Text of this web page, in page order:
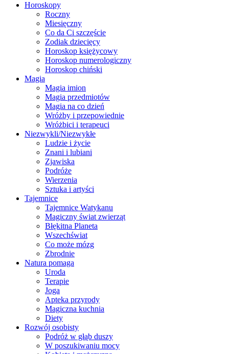
Horoskopy
Roczny
Miesięczny
Co da Ci szczęście
Zodiak dziecięcy
Horoskop księżycowy
Horoskop numerologiczny
Horoskop chiński
Magia
Magia imion
Magia przedmiotów
Magia na co dzień
Wróżby i przepowiednie
Wróżbici i terapeuci
Niezwykli/Niezwykłe
Ludzie i życie
Znani i lubiani
Zjawiska
Podróże
Wierzenia
Sztuka i artyści
Tajemnice
Tajemnice Watykanu
Magiczny świat zwierząt
Błękitna Planeta
Wszechświat
Co może mózg
Zbrodnie
Natura pomaga
Uroda
Terapie
Joga
Apteka przyrody
Magiczna kuchnia
Diety
Rozwój osobisty
Podróż w głąb duszy
W poszukiwaniu mocy